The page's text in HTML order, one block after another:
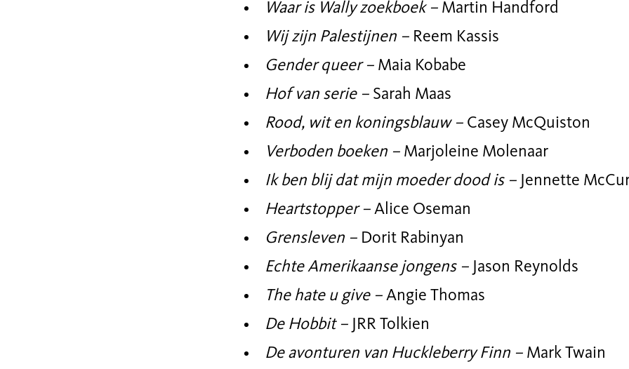
Waar is Wally zoekboek – Martin Handford
Wij zijn Palestijnen – Reem Kassis
Gender queer – Maia Kobabe
Hof van serie – Sarah Maas
Rood, wit en koningsblauw – Casey McQuiston
Verboden boeken – Marjoleine Molenaar
Ik ben blij dat mijn moeder dood is – Jennette
Heartstopper – Alice Oseman
Grensleven – Dorit Rabinyan
Echte Amerikaanse jongens – Jason Reynolds
The hate u give – Angie Thomas
De Hobbit – JRR Tolkien
De avonturen van Huckleberry Finn – Mark Twain